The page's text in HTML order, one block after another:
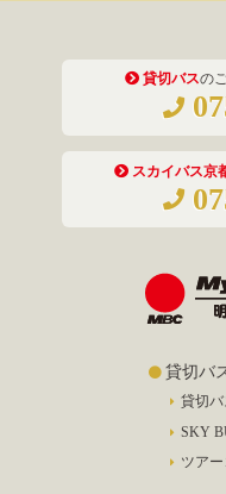
貸切バスの
スカイバス京
貸切バ
貸切バ
SKY
ツア